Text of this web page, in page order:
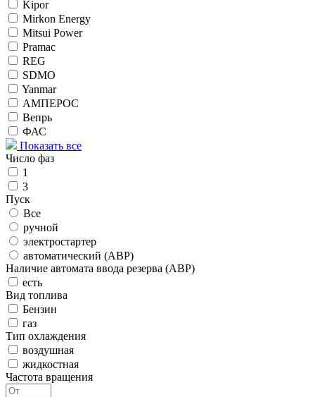
Kipor
Mirkon Energy
Mitsui Power
Pramac
REG
SDMO
Yanmar
АМПЕРОС
Вепрь
ФАС
Показать все
Число фаз
1
3
Пуск
Все
ручной
электростартер
автоматический (АВР)
Наличие автомата ввода резерва (АВР)
есть
Вид топлива
Бензин
газ
Тип охлаждения
воздушная
жидкостная
Частота вращения